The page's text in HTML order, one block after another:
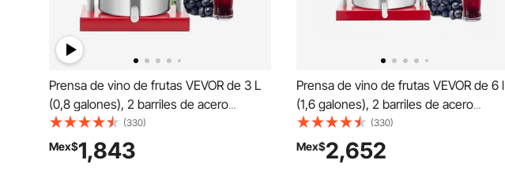
Prensa de vino de frutas VEVOR de 3 L
(0,8 galones), 2 barriles de acero
inoxidable, exprimidor manual, sidra,
manzana, tintura de uva, miel, aceite de
oliva, prensa con mango en T para
(330)
Mex$1,843
Prensa de vino de frutas VEVOR de 6 l
(1,6 galones), 2 barriles de acero
inoxidable, exprimidor manual, prensa
para sidra, tintura de manzana y uva,
miel, aceite de oliva, con mango en T
(330)
Mex$2,652